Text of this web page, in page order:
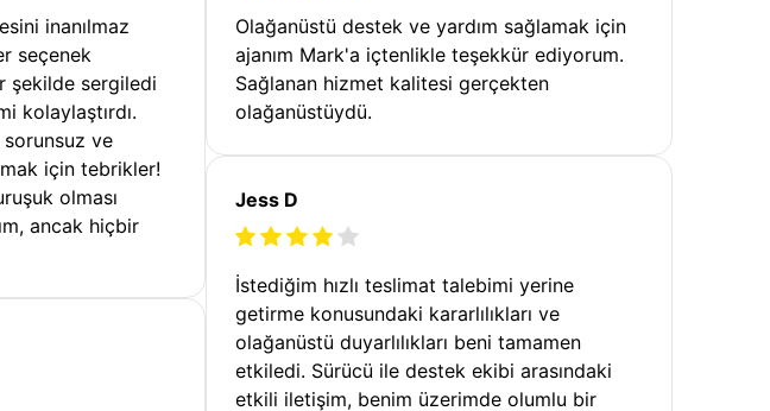
inanılmaz
seçenek
şekilde sergiledi
kolaylaştırdı.
ve
için tebrikler!
olması
ancak hiçbir
Olağanüstü destek ve yardım sağlamak için
ajanım Mark'a içtenlikle teşekkür ediyorum.
Sağlanan hizmet kalitesi gerçekten
olağanüstüydü.
Jess D
İstediğim hızlı teslimat talebimi yerine
getirme konusundaki kararlılıkları ve
olağanüstü duyarlılıkları beni tamamen
etkiledi. Sürücü ile destek ekibi arasındaki
etkili iletişim, benim üzerimde olumlu bir